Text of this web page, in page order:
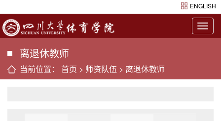
ENGLISH
离退休教师
当前位置： 首页 > 师资队伍 > 离退休教师